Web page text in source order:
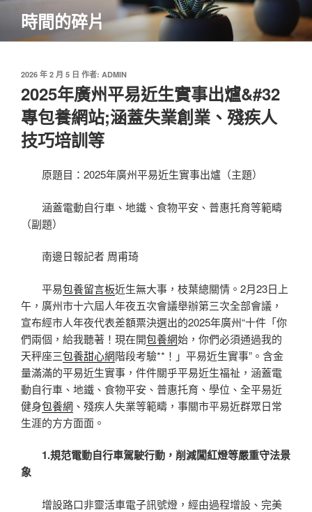
主
時間的碎片
發
於
2026 年 2 月 5 日 作者: ADMIN
2025年廣州平易近生實事出爐&#32
專包養網站;涵蓋失業創業、殘疾人
技巧培訓等
原題目：2025年廣州平易近生實事出爐（主題）
涵蓋電動自行車、地鐵、食物平安、普惠托育等範疇
（副題）
南邊日報記者 周甫琦
平易包養留言板近生無大事，枝葉總關情。2月23日上
午，廣州市十六屆人年夜五次會議舉辦第三次全部會議，
宣布經市人年夜代表差額票決選出的2025年廣州“十件「你
們兩個，給我聽著！現在開包養網始，你們必須通過我的
天秤座三包養甜心網階段考驗**！」平易近生實事”。含金
量滿滿的平易近生實事，件件關乎平易近生福祉，涵蓋電
動自行車、地鐵、食物平安、普惠托育、學位、全平易近
健身包養網 、殘疾人失業等範疇，事關市平易近群眾日常
生涯的方方面面。
1.規范電動自行車駕駛行動，削減闖紅燈等嚴重守法景
象
增設路口非靈活車電子訊號燈，經由過程增設、完美